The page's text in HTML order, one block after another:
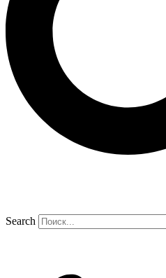
Search